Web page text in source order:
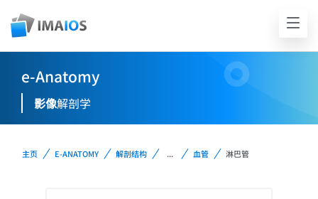
e-Anatomy
影像解剖学
主页 E-ANATOMY 解剖结构 ... 血管 淋巴管